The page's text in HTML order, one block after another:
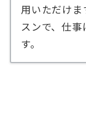
用いただけ
スンで、仕
す。